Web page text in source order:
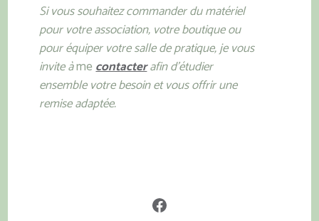
Si vous souhaitez commander du matériel
pour votre association, votre boutique ou
pour équiper votre salle de pratique, je vous
invite àmecontacterafin d’étudier
ensemble votre besoin et vous offrir une
remise adaptée.
Facebook